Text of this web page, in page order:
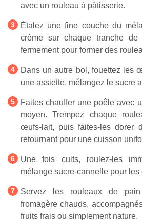
avec un rouleau à pâtisserie.
Étalez une fine couche du
crème sur chaque tranche de
fermement pour former des
Dans un autre bol, fouettez les
une assiette, mélangez le sucre
Faites chauffer une poêle avec
moyen. Trempez chaque
œufs-lait, puis faites-les dorer
retournant pour une cuisson
Une fois cuits, roulez-les
mélange sucre-cannelle pour les
Servez les rouleaux de
fromagère chauds,
fruits frais ou simplement nature.